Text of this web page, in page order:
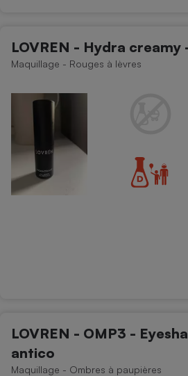
LOVREN - Hydra creamy
Maquillage - Rouges à lèvres
LOVREN - OMP3 -
antico
Maquillage - Ombres à paupières